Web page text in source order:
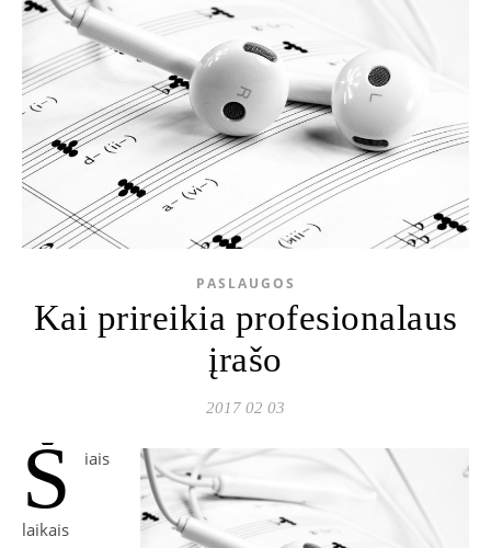
PASLAUGOS
Kai prireikia profesionalaus
įrašo
2017 02 03
Š iais
laikais